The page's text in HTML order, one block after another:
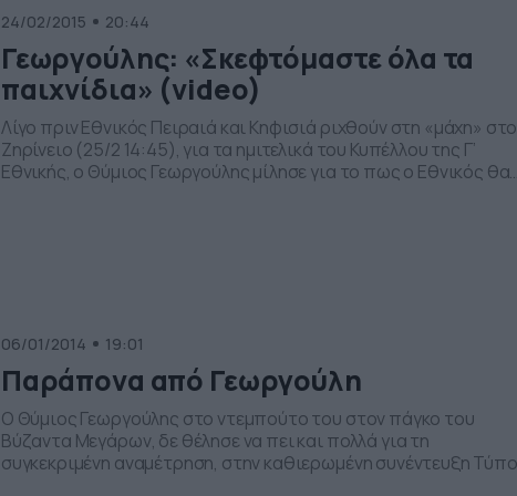
24/02/2015 20:44
Γεωργούλης: «Σκεφτόμαστε όλα τα
παιχνίδια» (video)
Λίγο πριν Εθνικός Πειραιά και Κηφισιά ριχθούν στη «μάχη» στο
Ζηρίνειο (25/2 14:45), για τα ημιτελικά του Κυπέλλου της Γ’
Εθνικής, ο Θύμιος Γεωργούλης μίλησε για το πως ο Εθνικός θα
06/01/2014 19:01
Παράπονα από Γεωργούλη
Ο Θύμιος Γεωργούλης στο ντεμπούτο του στον πάγκο του
Βύζαντα Μεγάρων, δε θέλησε να πει και πολλά για τη
συγκεκριμένη αναμέτρηση, στην καθιερωμένη συνέντευξη